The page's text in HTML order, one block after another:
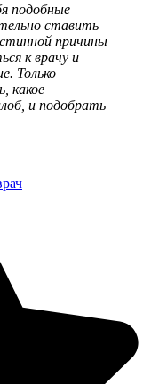
подобные
ставить
причины
к врачу и
Только
какое
и подобрать